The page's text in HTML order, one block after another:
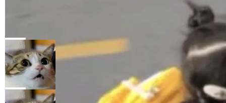
Harness 负责把能力落到真实环境中——调用工
具、读写文件、管理上下文、处理错误、完成闭
环。崔添翼招人的标...
理解、推理、生成与编辑，还仅以 8B-MoT 的轻
量大小，将能力推进到4K、更精细的真实质感、
更复杂的视觉控制和可持续迭代编辑。 相比 U
1，U1.5-Lite-Preview 在以下方向上带来了显著
提升： 原生支持4K图像生成； 更精细的局部纹
nap。这次是 hwctl——一个用来检查 Ubuntu
硬件认证状态的命令行工具。 Canonical 工程师
Alan Griffiths 在邮件列表中说得很直白：「hwc
tl 是一个 Ubuntu 专有的包，它和它的依赖项都
是 Ubuntu 专有的，不会用在其他发行版上。」
局
Dario Amodei 担心新人来 Anthropic
只为金钱，不为使命
顶级 AI 研究员在两家公司之间来回跳，中间只
隔了几天。 Lilian Weng 上周刚宣布因健康原因
局